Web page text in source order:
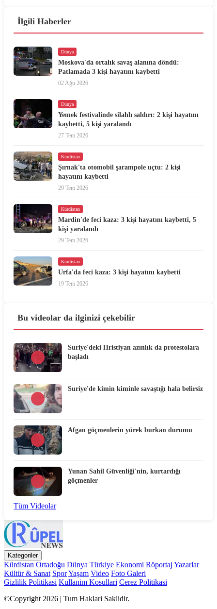
İlgili Haberler
Dünya
Moskova'da ortalık savaş alanına döndü:
Patlamada 3 kişi hayatını kaybetti
02 Ağu 2026
Dünya
Yemek festivalinde silahlı saldırı: 2 kişi hayatını
kaybetti, 5 kişi yaralandı
27 Tem 2026
Kürdistan
Şırnak'ta otomobil şarampole uçtu: 2 kişi
hayatını kaybetti
29 Tem 2026
Kürdistan
Mardin'de feci kaza: 3 kişi hayatını kaybetti, 5
kişi yaralandı
29 Tem 2026
Kürdistan
Urfa'da feci kaza: 3 kişi hayatını kaybetti
19 Tem 2026
Bu videolar da ilginizi çekebilir
Suriye'deki Hristiyan azınlık da protestolara
başladı
Suriye'de kimin kiminle savaştığı hala belirsiz
Afgan göçmenlerin yürek burkan durumu
Yunan Sahil Güvenliği'nin, kurtardığı
göçmenler
Tüm Videolar
Kategoriler
Kürdistan Ortadoğu Dünya Türkiye Ekonomi Röportaj Yazarlar
Kültür & Sanat SporYaşam Video Foto Galeri
Gizlilik Politikasi Kullanim Kosullari Cerez Politikasi
©Copyright 2026 | Tum Haklari Saklidir.